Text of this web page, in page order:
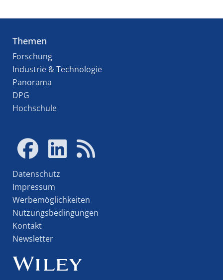
Themen
Forschung
Industrie & Technologie
Panorama
DPG
Hochschule
Datenschutz
Impressum
Werbemöglichkeiten
Nutzungsbedingungen
Kontakt
Newsletter